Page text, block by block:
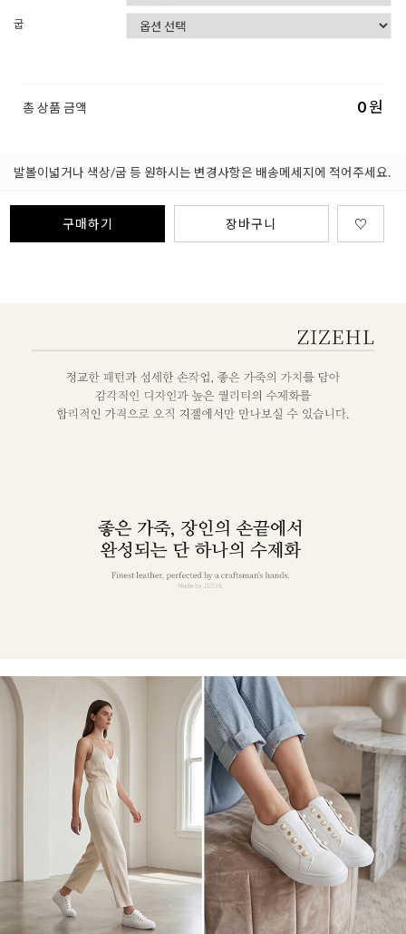
굽
총 상품 금액 0원
발볼이넓거나 색상/굽 등 원하시는 변경사항은 배송메세지에 적어주세요.
구매하기 장바구니 ♡